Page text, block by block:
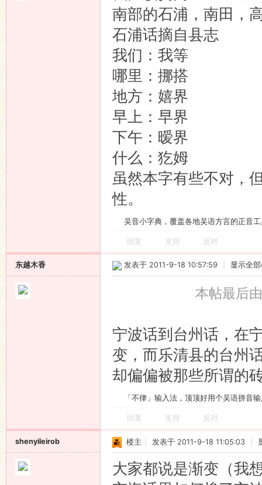
南部的石浦，南田，
石浦话摘自县志
我们：我等
哪里：挪搭
地方：嬉界
早上：早界
下午：暧界
什么：犵姆
虽然本字有些不对，
性。
吴音小字典，覆盖各地吴语方言的正音
回复 支持 反对
东越木香 发表于 2011-9-18 10:57:59 显示全
本帖最后
宁波话到台州话，在
变，而乐清县的台州
却偏偏被那些所谓的
「不律」输入法，顶顶好用个吴语拼音
回复 支持 反对
shenyileirob 楼主 发表于 2011-9-18 11:05:03
大家都说是渐变（我